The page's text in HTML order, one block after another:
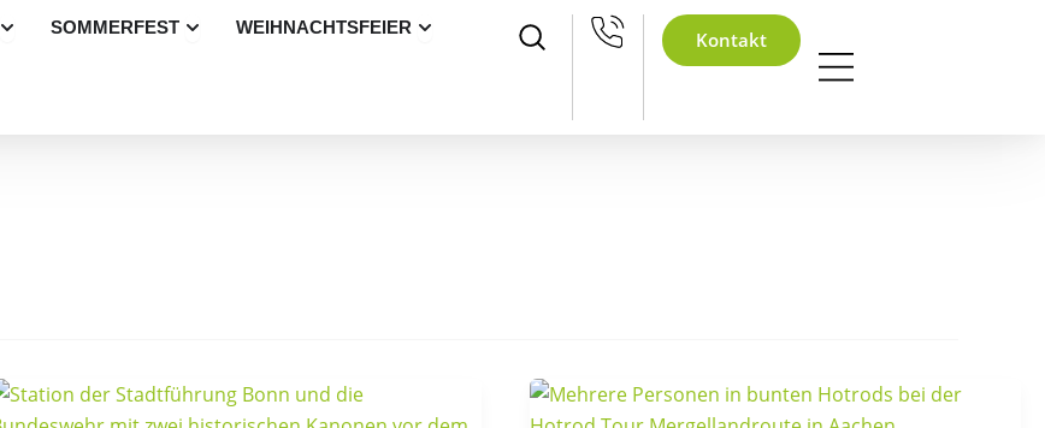
Öffne Betriebsausflug
SOMMERFEST Öffne Sommerfest
WEIHNACHTSFEIER Öffne Weihnachtsfeier
Kontakt